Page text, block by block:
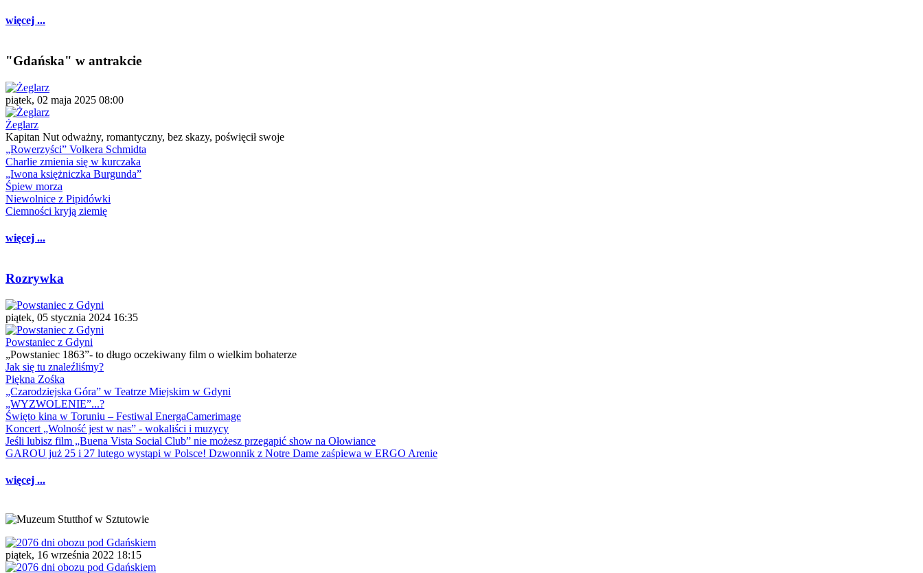
więcej ...
"Gdańska" w antrakcie
piątek, 02 maja 2025 08:00
Żeglarz
Kapitan Nut odważny, romantyczny, bez skazy, poświęcił swoje
„Rowerzyści” Volkera Schmidta
Charlie zmienia się w kurczaka
„Iwona księżniczka Burgunda”
Śpiew morza
Niewolnice z Pipidówki
Ciemności kryją ziemię
więcej ...
Rozrywka
piątek, 05 stycznia 2024 16:35
Powstaniec z Gdyni
„Powstaniec 1863”- to długo oczekiwany film o wielkim bohaterze
Jak się tu znaleźliśmy?
Piękna Zośka
„Czarodziejska Góra” w Teatrze Miejskim w Gdyni
„WYZWOLENIE”...?
Święto kina w Toruniu – Festiwal EnergaCamerimage
Koncert „Wolność jest w nas” - wokaliści i muzycy
Jeśli lubisz film „Buena Vista Social Club” nie możesz przegapić show na Ołowiance
GAROU już 25 i 27 lutego wystąpi w Polsce! Dzwonnik z Notre Dame zaśpiewa w ERGO Arenie
więcej ...
piątek, 16 września 2022 18:15